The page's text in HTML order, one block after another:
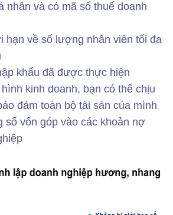
nhân và có mã số thuế doanh
hạn về số lượng nhân viên tối đa
khẩu đã được thực hiện
kinh doanh, bạn có thể chịu
đảm toàn bộ tài sản của mình
số vốn góp vào các khoản nợ